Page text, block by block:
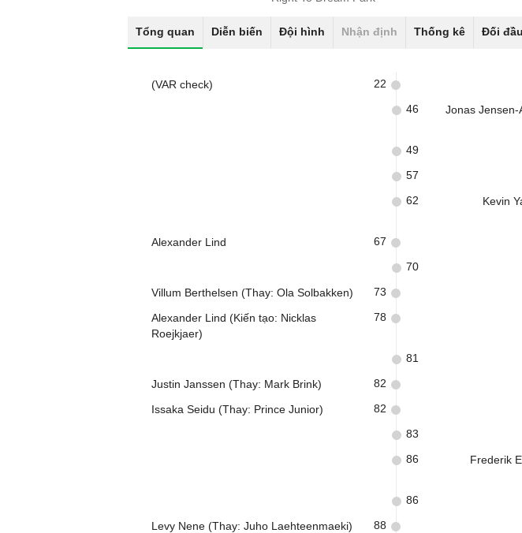
Tổng quan Diễn biến Đội hình Nhận định Thống kê Đối đầu
(VAR check) 22
Jonas
46
49
57
Kevin
62
Alexander Lind 67
70
Villum Berthelsen (Thay: Ola Solbakken) 73
Alexander Lind (Kiến tạo: Nicklas
Roejkjaer)
78
81
Justin Janssen (Thay: Mark Brink) 82
Issaka Seidu (Thay: Prince Junior) 82
83
Frederik
86
86
Levy Nene (Thay: Juho Laehteenmaeki) 88